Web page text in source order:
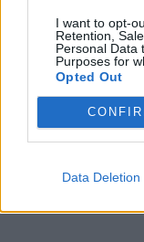
I want to opt-
Retention,
Personal Data
Purposes for
Opted Out
Data Deletion